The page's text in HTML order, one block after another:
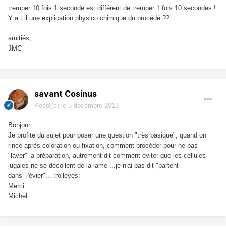
tremper 10 fois 1 seconde est différent de tremper 1 fois 10 secondes !
Y a t il une explication physico chimique du procédé ??
amitiés,
JMC
savant Cosinus
Posté(e) le 5 décembre 2013
Bonjour
Je profite du sujet pour poser une question "très basique", quand on
rince après coloration ou fixation, comment procéder pour ne pas
"laver" la préparation, autrement dit comment éviter que les cellules
jugales ne se décollent de la lame ...je n'ai pas dit "partent
dans l'évier"... :rolleyes:
Merci
Michel